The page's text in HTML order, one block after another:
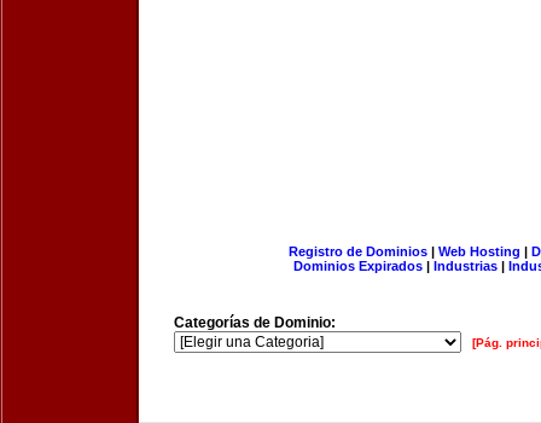
Registro de Dominios| Web Hosting |
Dominios Expirados | Industrias |
Categorías de Dominio:
[Pág.